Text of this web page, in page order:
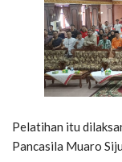
Pelatihan itu
Pancasila Muaro